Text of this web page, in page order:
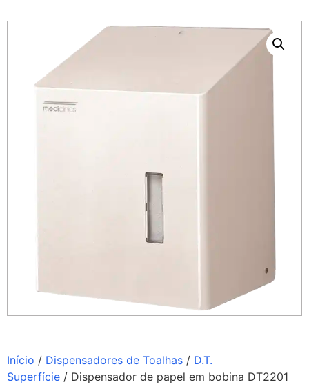
Início / Dispensadores de Toalhas / D.T.
Superfície / Dispensador de papel em bobina DT2201